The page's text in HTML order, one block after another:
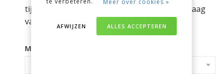
tijk van fijn katoenbatist uit voegt een extra laag
van luxe toe.
Maak een keuze:
Meer over cookies »
ALLES ACCEPTEREN
AFWIJZEN